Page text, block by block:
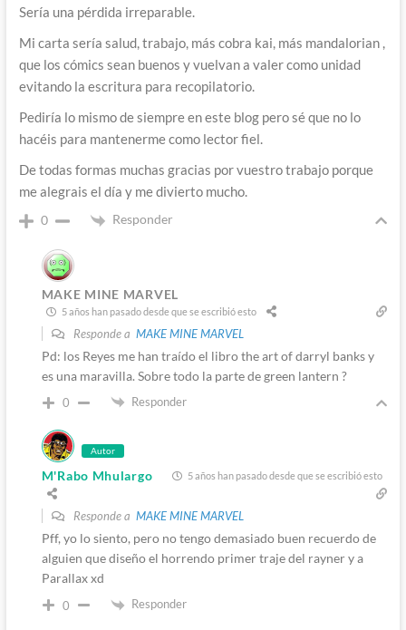
Sería una pérdida irreparable.
Mi carta sería salud, trabajo, más cobra kai, más mandalorian ,
que los cómics sean buenos y vuelvan a valer como unidad
evitando la escritura para recopilatorio.
Pediría lo mismo de siempre en este blog pero sé que no lo
hacéis para mantenerme como lector fiel.
De todas formas muchas gracias por vuestro trabajo porque
me alegrais el día y me divierto mucho.
0 Responder
MAKE MINE MARVEL
5 años han pasado desde que se escribió esto
Responde a MAKE MINE MARVEL
Pd: los Reyes me han traído el libro the art of darryl banks y
es una maravilla. Sobre todo la parte de green lantern ?
0 Responder
Autor
M'Rabo Mhulargo 5 años han pasado desde que se escribió esto
Responde a MAKE MINE MARVEL
Pff, yo lo siento, pero no tengo demasiado buen recuerdo de
alguien que diseño el horrendo primer traje del rayner y a
Parallax xd
0 Responder